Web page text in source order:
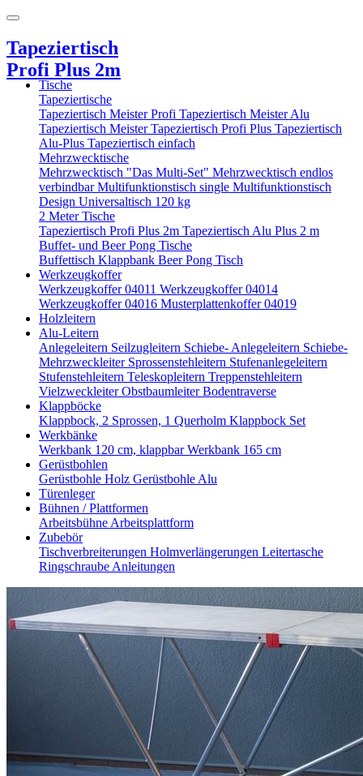
Tapeziertisch
Profi Plus 2m
Tische
Tapeziertische
Tapeziertisch Meister Profi Tapeziertisch Meister Alu
Tapeziertisch MeisterTapeziertisch Profi Plus Tapeziertisch
Alu-Plus Tapeziertisch einfach
Mehrzwecktische
Mehrzwecktisch "Das Multi-Set" Mehrzwecktisch endlos
verbindbarMultifunktionstisch single Multifunktionstisch
Design Universaltisch 120 kg
2 Meter Tische
Tapeziertisch Profi Plus 2m Tapeziertisch Alu Plus 2 m
Buffet- und Beer Pong Tische
Buffettisch Klappbank Beer Pong Tisch
Werkzeugkoffer
Werkzeugkoffer 04011 Werkzeugkoffer 04014
Werkzeugkoffer 04016 Musterplattenkoffer 04019
Holzleitern
Alu-Leitern
Anlegeleitern Seilzugleitern Schiebe- Anlegeleitern Schiebe-
Mehrzweckleiter Sprossenstehleitern Stufenanlegeleitern
Stufenstehleitern Teleskopleitern Treppenstehleitern
VielzweckleiterObstbaumleiterBodentraverse
Klappböcke
Klappbock, 2 Sprossen, 1 Querholm Klappbock Set
Werkbänke
Werkbank 120 cm, klappbarWerkbank 165 cm
Gerüstbohlen
Gerüstbohle Holz Gerüstbohle Alu
Türenleger
Bühnen / Plattformen
Arbeitsbühne Arbeitsplattform
Zubebör
Tischverbreiterungen Holmverlängerungen Leitertasche
Ringschraube Anleitungen